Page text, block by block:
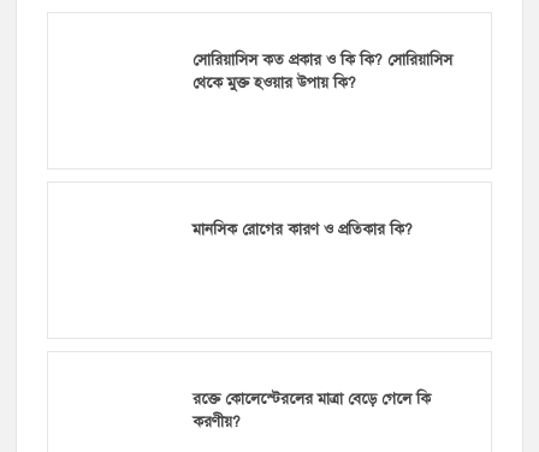
সোরিয়াসিস কত প্রকার ও কি কি? সোরিয়াসিস
থেকে মুক্ত হওয়ার উপায় কি?
মানসিক রোগের কারণ ও প্রতিকার কি?
রক্তে কোলেস্টেরলের মাত্রা বেড়ে গেলে কি
করণীয়?